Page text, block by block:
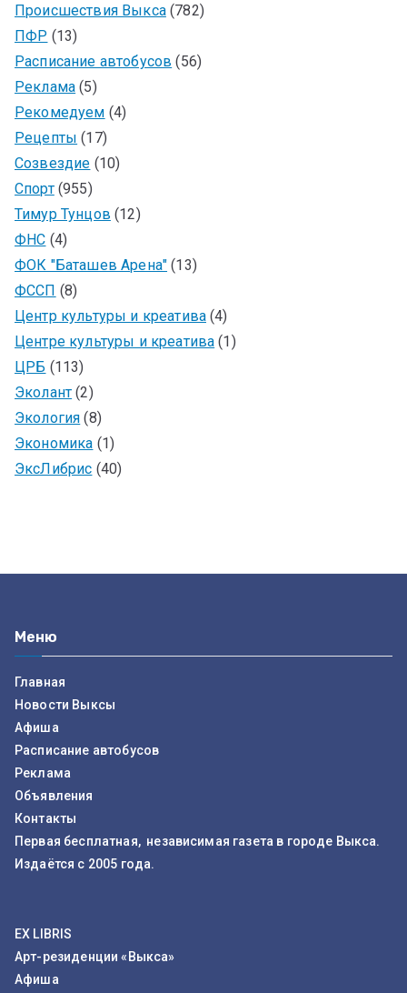
Происшествия Выкса(782)
ПФР (13)
Расписание автобусов (56)
Реклама (5)
Рекомедуем (4)
Рецепты (17)
Созвездие (10)
Спорт(955)
Тимур Тунцов (12)
ФНС (4)
ФОК "Баташев Арена" (13)
ФССП (8)
Центр культуры и креатива (4)
Центре культуры и креатива (1)
ЦРБ (113)
Эколант (2)
Экология (8)
Экономика (1)
ЭксЛибрис (40)
Меню
Главная
Новости Выксы
Афиша
Расписание автобусов
Реклама
Объявления
Контакты
Первая бесплатная, независимая газета в городе Выкса.
Издаётся с 2005 года.
EX LIBRIS
Арт-резиденции «Выкса»
Афиша